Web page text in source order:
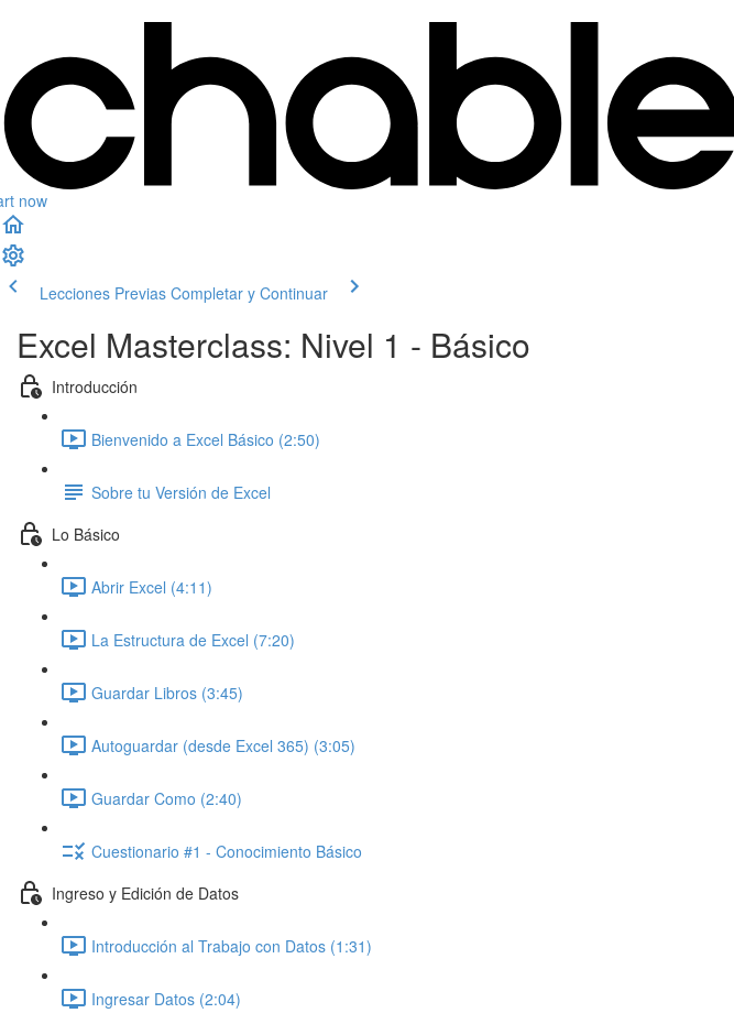
now
Lecciones Previas Completar y Continuar
Excel Masterclass: Nivel 1 - Básico
Introducción
Bienvenido a Excel Básico (2:50)
Sobre tu Versión de Excel
Lo Básico
Abrir Excel (4:11)
La Estructura de Excel (7:20)
Guardar Libros (3:45)
Autoguardar (desde Excel 365) (3:05)
Guardar Como (2:40)
Cuestionario #1 - Conocimiento Básico
Ingreso y Edición de Datos
Introducción al Trabajo con Datos (1:31)
Ingresar Datos (2:04)